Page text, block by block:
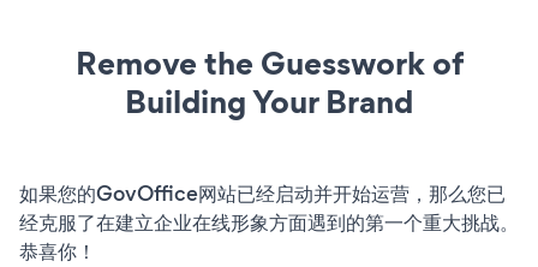
Remove the Guesswork of
Building Your Brand
如果您的GovOffice网站已经启动并开始运营，那么您已
经克服了在建立企业在线形象方面遇到的第一个重大挑战。
恭喜你！